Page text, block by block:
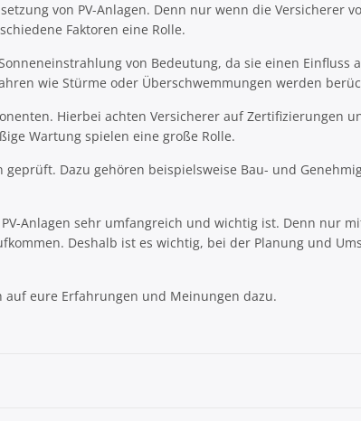
von PV-Anlagen. Denn nur wenn die Versicherer
Faktoren eine Rolle.
von Bedeutung, da sie einen Einfluss
wie Stürme oder Überschwemmungen werden
Hierbei achten Versicherer auf Zertifizierungen
Wartung spielen eine große Rolle.
Dazu gehören beispielsweise Bau- und
Anlagen sehr umfangreich und wichtig ist. Denn nur
Deshalb ist es wichtig, bei der Planung und
eure Erfahrungen und Meinungen dazu.